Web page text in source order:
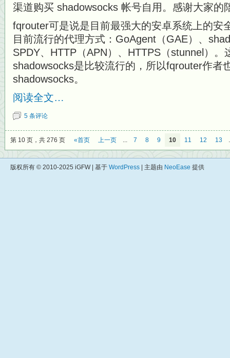
渠道购买 shadowsocks 帐号自用。感谢大家的
fqrouter可是说是目前最强大的安卓系统上的安
目前流行的代理方式：GoAgent（GAE）、
SPDY、HTTP（APN）、HTTPS（stunnel）
shadowsocks是比较流行的，所以fqrouter作者
shadowsocks。
阅读全文…
5 条评论
第 10 页，共 276 页 «首页 上一页 ... 7 8 9 10 11 12 13
版权所有 © 2010-2025 iGFW | 基于 WordPress | 主题由 NeoEase 提供